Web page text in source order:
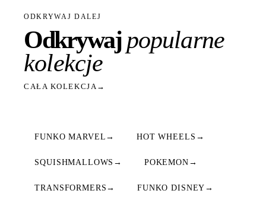
ODKRYWAJ DALEJ
Odkrywajpopularne
kolekcje
CAŁA KOLEKCJA →
FUNKO MARVEL → HOT WHEELS →
SQUISHMALLOWS → POKEMON →
TRANSFORMERS → FUNKO DISNEY →